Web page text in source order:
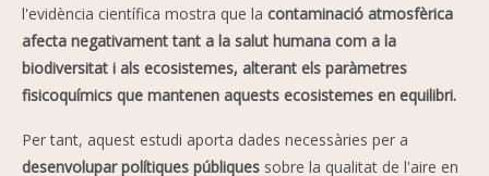
l'evidència científica mostra que la contaminació atmosfèrica
afecta negativament tant a la salut humana com a la
biodiversitat i als ecosistemes, alterant els paràmetres
fisicoquímics que mantenen aquests ecosistemes en equilibri.
Per tant, aquest estudi aporta dades necessàries per a
desenvolupar polítiques públiques sobre la qualitat de l'aire en